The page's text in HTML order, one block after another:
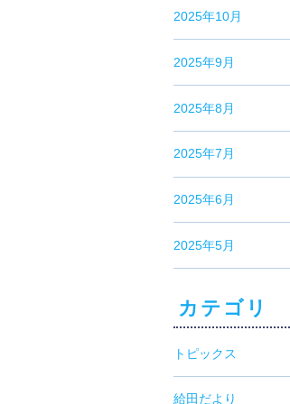
2025年10月
2025年9月
2025年8月
2025年7月
2025年6月
2025年5月
カテゴリ
トピックス
給田だより